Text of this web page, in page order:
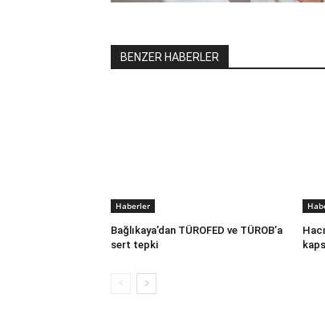
BENZER HABERLER
Haberler
Bağlıkaya’dan TÜROFED ve TÜROB’a
sert tepki